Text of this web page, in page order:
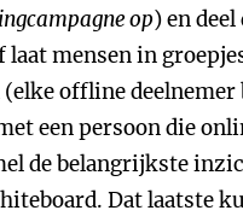
op) en
laat mensen in
offline deelnemer
een persoon die
de belangrijkste
Dat laatste